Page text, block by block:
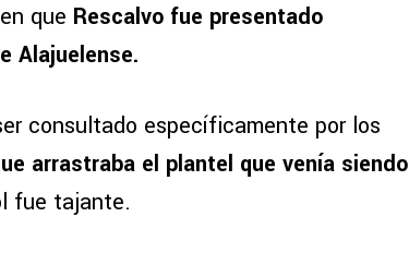
que Rescalvo fue presentado
Alajuelense.
consultado específicamente por los
arrastraba el plantel que venía siendo
fue tajante.